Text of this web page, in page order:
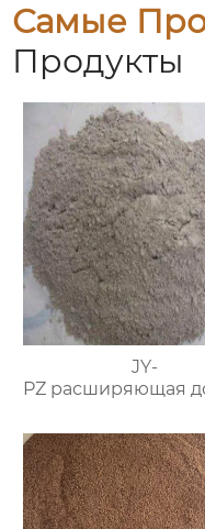
Самые
Продукты
JY-
PZ расширяющая